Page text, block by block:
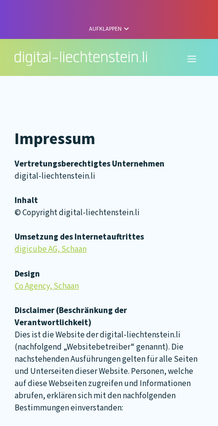
AUFKLAPPEN
Menü
Impressum
Vertretungsberechtigtes Unternehmen
digital-liechtenstein.li
Inhalt
© Copyright digital-liechtenstein.li
Umsetzung des Internetauftrittes
digicube AG, Schaan
Design
Co Agency, Schaan
Disclaimer (Beschränkung der
Verantwortlichkeit)
Dies ist die Website der digital-liechtenstein.li
(nachfolgend „Websitebetreiber“ genannt). Die
nachstehenden Ausführungen gelten für alle Seiten
und Unterseiten dieser Website. Personen, welche
auf diese Webseiten zugreifen und Informationen
abrufen, erklären sich mit den nachfolgenden
Bestimmungen einverstanden: